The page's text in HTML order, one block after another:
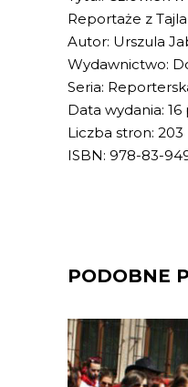
Reportaże z
Autor: Urszula
Wydawnictwo:
Seria:
Data wydania:
Liczba stron: 203
ISBN: 978-83-
PODOBNE